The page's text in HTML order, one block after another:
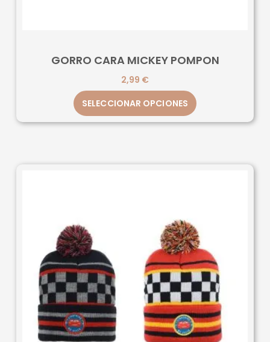
GORRO CARA MICKEY POMPON
2,99 €
SELECCIONAR OPCIONES